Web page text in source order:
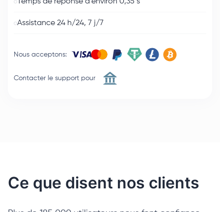
Assistance 24 h/24, 7 j/7
Nous acceptons:
Contacter le support pour
Ce que disent nos clients